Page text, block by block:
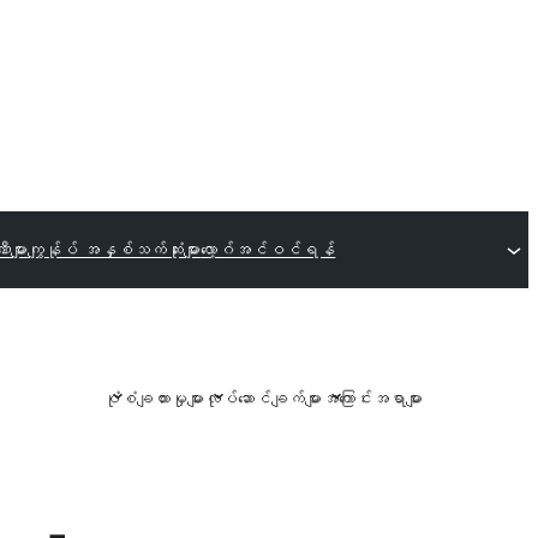
ားကျွန်ုပ် အနှစ်သက်ဆုံးများလော့ဂ်အင်ဝင်ရန်
ပုံစံချထားမှုများ လုပ်ဆောင်ချက်များ အကြောင်းအရာများ